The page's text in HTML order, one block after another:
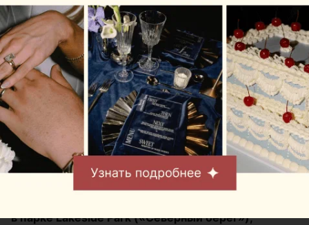
Журнал
В Минске на выходных
пройдет большой
фестиваль для
любителей животных
Автор:relax.by, 07.08.2026
в парке Lakeside Park («Северный берег»),